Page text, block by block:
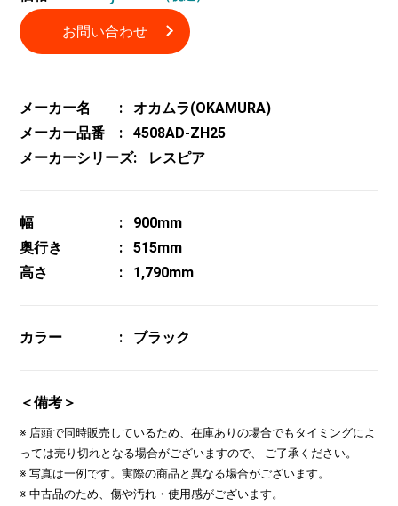
お問い合わせ
メーカー名
オカムラ(OKAMURA)
メーカー品番
4508AD-ZH25
メーカーシリーズ
レスピア
幅
900mm
奥行き
515mm
高さ
1,790mm
カラー ブラック
＜備考＞
※ 店頭で同時販売しているため、在庫ありの場合でもタイミングによ
っては売り切れとなる場合がございますので、 ご了承ください。
※ 写真は一例です。実際の商品と異なる場合がございます。
※ 中古品のため、傷や汚れ・使用感がございます。